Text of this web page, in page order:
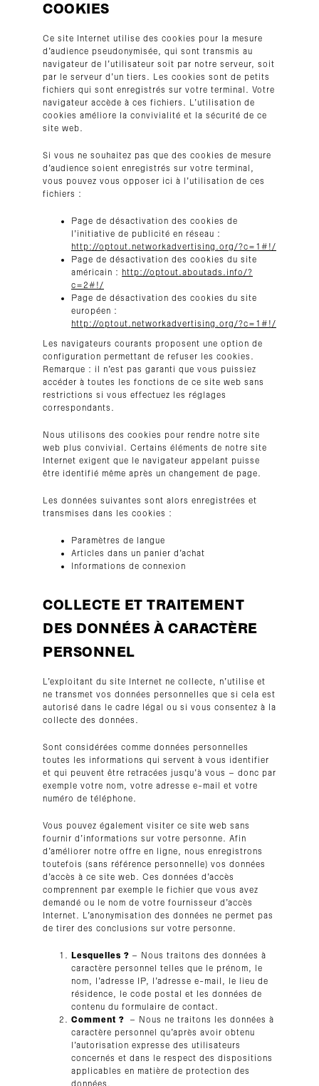
COOKIES
Ce site Internet utilise des cookies pour la mesure
d’audience pseudonymisée, qui sont transmis au
navigateur de l’utilisateur soit par notre serveur, soit
par le serveur d’un tiers. Les cookies sont de petits
fichiers qui sont enregistrés sur votre terminal. Votre
navigateur accède à ces fichiers. L’utilisation de
cookies améliore la convivialité et la sécurité de ce
site web.
Si vous ne souhaitez pas que des cookies de mesure
d’audience soient enregistrés sur votre terminal,
vous pouvez vous opposer ici à l’utilisation de ces
fichiers :
Page de désactivation des cookies de
l’initiative de publicité en réseau :
http://optout.networkadvertising.org/?c=1#!/
Page de désactivation des cookies du site
américain : http://optout.aboutads.info/?
c=2#!/
Page de désactivation des cookies du site
européen :
http://optout.networkadvertising.org/?c=1#!/
Les navigateurs courants proposent une option de
configuration permettant de refuser les cookies.
Remarque : il n’est pas garanti que vous puissiez
accéder à toutes les fonctions de ce site web sans
restrictions si vous effectuez les réglages
correspondants.
Nous utilisons des cookies pour rendre notre site
web plus convivial. Certains éléments de notre site
Internet exigent que le navigateur appelant puisse
être identifié même après un changement de page.
Les données suivantes sont alors enregistrées et
transmises dans les cookies :
Paramètres de langue
Articles dans un panier d’achat
Informations de connexion
COLLECTE ET TRAITEMENT
DES DONNÉES À CARACTÈRE
PERSONNEL
L’exploitant du site Internet ne collecte, n’utilise et
ne transmet vos données personnelles que si cela est
autorisé dans le cadre légal ou si vous consentez à la
collecte des données.
Sont considérées comme données personnelles
toutes les informations qui servent à vous identifier
et qui peuvent être retracées jusqu’à vous – donc par
exemple votre nom, votre adresse e-mail et votre
numéro de téléphone.
Vous pouvez également visiter ce site web sans
fournir d’informations sur votre personne. Afin
d’améliorer notre offre en ligne, nous enregistrons
toutefois (sans référence personnelle) vos données
d’accès à ce site web. Ces données d’accès
comprennent par exemple le fichier que vous avez
demandé ou le nom de votre fournisseur d’accès
Internet. L’anonymisation des données ne permet pas
de tirer des conclusions sur votre personne.
Lesquelles ? – Nous traitons des données à
caractère personnel telles que le prénom, le
nom, l’adresse IP, l’adresse e-mail, le lieu de
résidence, le code postal et les données de
contenu du formulaire de contact.
Comment ? – Nous ne traitons les données à
caractère personnel qu’après avoir obtenu
l’autorisation expresse des utilisateurs
concernés et dans le respect des dispositions
applicables en matière de protection des